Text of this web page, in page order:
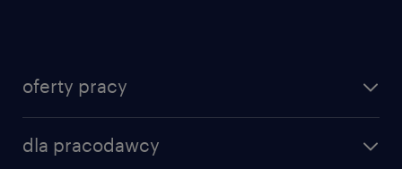
oferty pracy
specjalizacje
dla pracodawcy